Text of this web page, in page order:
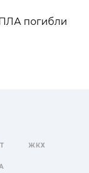
погибли
ЖКХ